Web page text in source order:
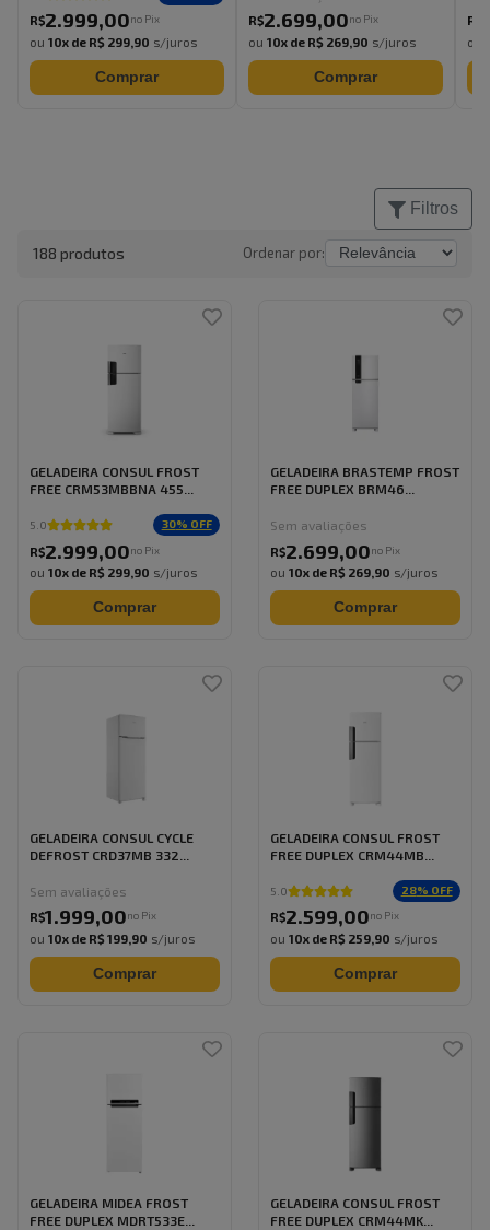
R$2.999,00no Pix
ou 10x de R$ 299,90 s/juros
Comprar
R$2.699,00no Pix
ou 10x de R$ 269,90 s/juros
Comprar
R$
ou
Filtros
188 produtos Ordenar por:
GELADEIRA CONSUL FROST
FREE CRM53MBBNA 455...
5.0 30% OFF
R$2.999,00no Pix
ou 10x de R$ 299,90 s/juros
Comprar
GELADEIRA BRASTEMP FROST
FREE DUPLEX BRM46...
Sem avaliações
R$2.699,00no Pix
ou 10x de R$ 269,90 s/juros
Comprar
GELADEIRA CONSUL CYCLE
DEFROST CRD37MB 332...
Sem avaliações
R$1.999,00no Pix
ou 10x de R$ 199,90 s/juros
Comprar
GELADEIRA CONSUL FROST
FREE DUPLEX CRM44MB...
5.0 28% OFF
R$2.599,00no Pix
ou 10x de R$ 259,90 s/juros
Comprar
GELADEIRA MIDEA FROST
FREE DUPLEX MDRT533E...
GELADEIRA CONSUL FROST
FREE DUPLEX CRM44MK...